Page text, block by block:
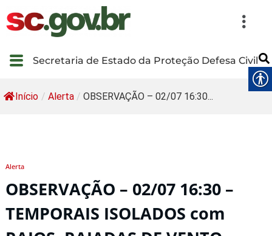
Secretaria de Estado da Proteção Defesa Civil
Início / Alerta / OBSERVAÇÃO – 02/07 16:30...
Alerta
OBSERVAÇÃO – 02/07 16:30 –
TEMPORAIS ISOLADOS com